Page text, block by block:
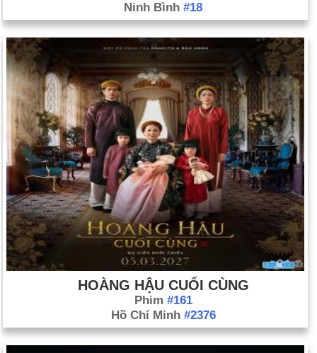
Ninh Bình #18
HOÀNG HẬU CUỐI CÙNG
Phim #161
Hồ Chí Minh #2376